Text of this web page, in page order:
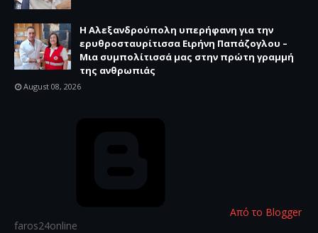
Η Αλεξανδρούπολη υπερήφανη για την
ερυθροσταυρίτισσα Ειρήνη Παπάζογλου –
Μια συμπολίτισσά μας στην πρώτη γραμμή
της ανθρωπιάς
August 08, 2026
Από το Blogger
faros24online